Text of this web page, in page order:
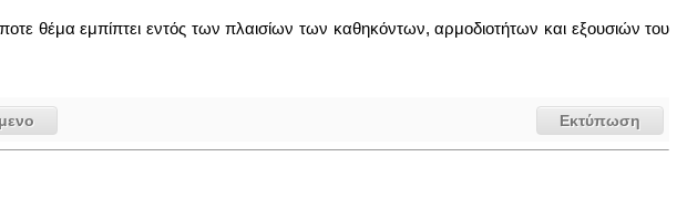
θέμα εμπίπτει εντός των πλαισίων των καθηκόντων, αρμοδιοτήτων και εξουσιών του
Εκτύπωση